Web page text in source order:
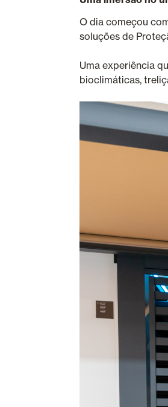
O dia começou
soluções de
Uma experiência
bioclimáticas,